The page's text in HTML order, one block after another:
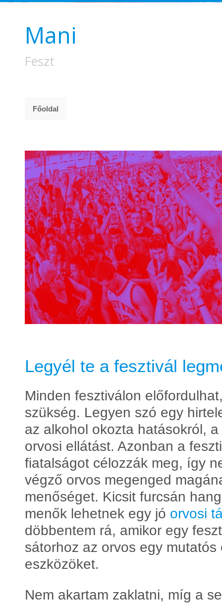
Mani
Feszt
Főoldal
Legyél te a fesztivál
Minden fesztiválon
szükség. Legyen szó egy
az alkohol okozta hatásokról,
orvosi ellátást. Azonban a
fiatalságot célozzák meg, így
végző orvos megenged
menőséget. Kicsit furcsán
menők lehetnek egy jó orvosi
döbbentem rá, amikor egy
sátorhoz az orvos egy
eszközöket.
Nem akartam zaklatni, míg a